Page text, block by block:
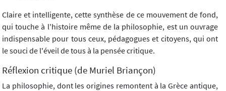
Claire et intelligente, cette synthèse de ce mouvement de fond,
qui touche à l'histoire même de la philosophie, est un ouvrage
indispensable pour tous ceux, pédagogues et citoyens, qui ont
le souci de l'éveil de tous à la pensée critique.
Réflexion critique (de Muriel Briançon)
La philosophie, dont les origines remontent à la Grèce antique,